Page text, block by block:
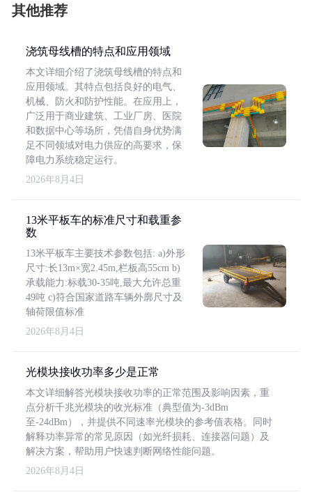
其他推荐
浇筑母线槽的特点和应用领域
本文详细介绍了浇筑母线槽的特点和
应用领域。其特点包括良好的电气、
机械、防火和防护性能。在应用上，
广泛用于商业建筑、工业厂房、医院
和数据中心等场所，凭借自身优势满
足不同领域对电力供应的高要求，保
障电力系统稳定运行。
2026年8月4日
13米平板车的标准尺寸和载重参
数
13米平板车主要技术参数包括: a)外形
尺寸:长13m×宽2.45m,栏板高55cm b)
承载能力:标载30-35吨,最大允许总重
49吨 c)符合国家道路车辆外廓尺寸及
轴荷限值标准
2026年8月4日
光模块接收功率多少是正常
本文详细解答光模块接收功率的正常范围及影响因素，重
点分析千兆光模块的收光标准（典型值为-3dBm
至-24dBm），并提供不同速率光模块的参考值表格。同时
解释功率异常的常见原因（如光纤损耗、连接器问题）及
解决方案，帮助用户快速判断网络性能问题。
2026年8月4日